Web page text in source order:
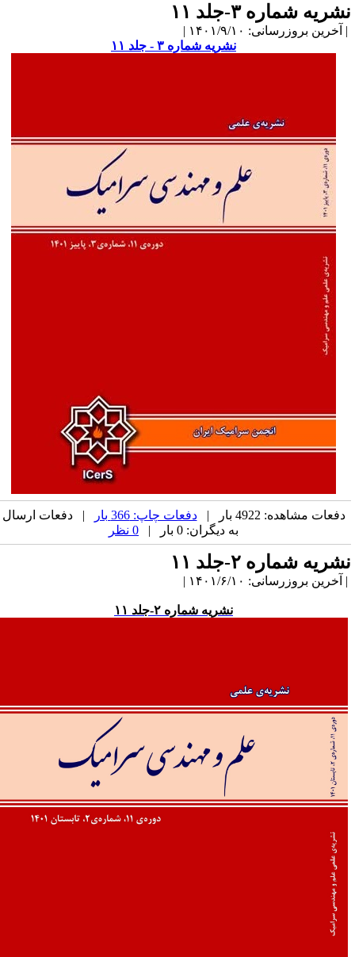
شماره ۳-جلد ۱۱
بروزرسانی: ۱۴۰۱/۹/۱۰ |
نشریه شماره ۳ - جلد ۱۱
دفعات مشاهده: 4922 بار | دفعات چاپ: 366 بار
| دفعات ارسال
به دیگران: 0 بار |
شماره ۲-جلد ۱۱
بروزرسانی: ۱۴۰۱/۶/۱۰ |
نشریه شماره ۲-جلد ۱۱